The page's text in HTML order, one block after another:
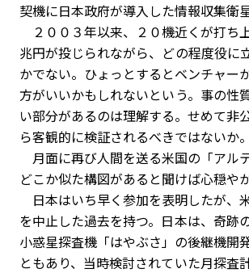
契機に日本政府が導入した情報収集衛星
２００３年以来、２０機近くが打ち
兆円が投じられながら、どの程度役に
かでない。ひょっとするとベンチャー
方がいいかもしれないという。事の性
い部分があるのは理解する。せめて非
ら客観的に検証されるべきではないか。
月面に再び人間を送る米国の「アル
どこか似た構図があると聞けば心穏や
日本はいち早く参加を表明したが、
を中止した過去を持つ。日本は、奇跡
小惑星探査機「はやぶさ」の後継機開
ともあり、当時検討されていた月探査